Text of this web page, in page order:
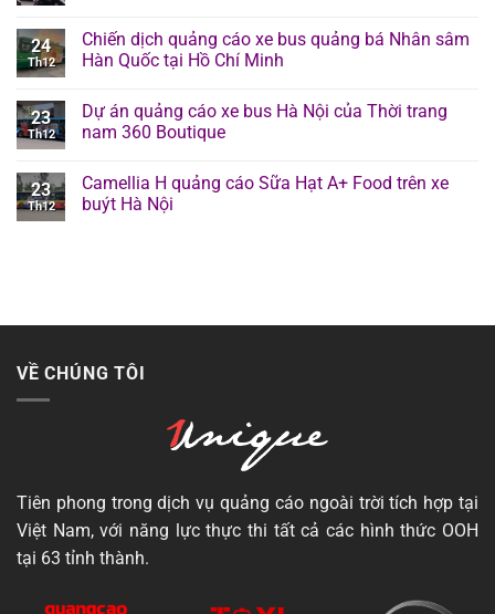
24
Th12
Chiến dịch quảng cáo xe bus quảng bá Nhân sâm
Hàn Quốc tại Hồ Chí Minh
23
Th12
Dự án quảng cáo xe bus Hà Nội của Thời trang
nam 360 Boutique
23
Th12
Camellia H quảng cáo Sữa Hạt A+ Food trên xe
buýt Hà Nội
VỀ CHÚNG TÔI
Tiên phong trong dịch vụ quảng cáo ngoài trời tích hợp tại
Việt Nam, với năng lực thực thi tất cả các hình thức OOH
tại 63 tỉnh thành.